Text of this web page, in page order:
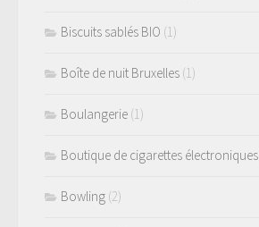
Biscuits sablés BIO (1)
Boîte de nuit Bruxelles (1)
Boulangerie (1)
Boutique de cigarettes électroniques
Bowling (2)